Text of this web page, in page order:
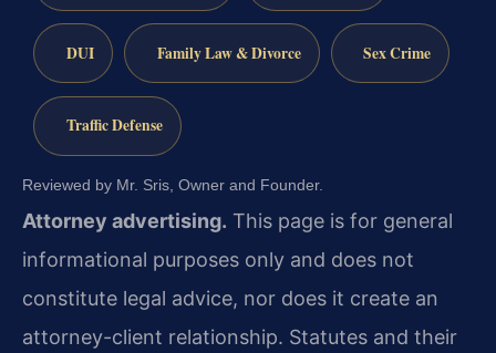
DUI Family Law & Divorce Sex Crime
Traffic Defense
Reviewed by Mr. Sris, Owner and Founder.
Attorney advertising. This page is for general
informational purposes only and does not
constitute legal advice, nor does it create an
attorney-client relationship. Statutes and their